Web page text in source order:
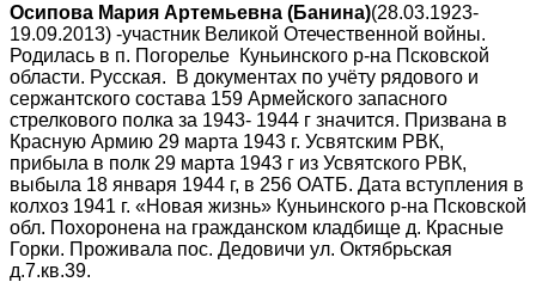
Осипова Мария Артемьевна (Банина)(28.03.1923-
19.09.2013) -участник Великой Отечественной войны.
Родилась в п. Погорелье Куньинского р-на Псковской
области. Русская. В документах по учёту рядового и
сержантского состава 159 Армейского запасного
стрелкового полка за 1943- 1944 г значится. Призвана в
Красную Армию 29 марта 1943 г. Усвятским РВК,
прибыла в полк 29 марта 1943 г из Усвятского РВК,
выбыла 18 января 1944 г, в 256 ОАТБ. Дата вступления в
колхоз 1941 г. «Новая жизнь» Куньинского р-на Псковской
обл. Похоронена на гражданском кладбище д. Красные
Горки. Проживала пос. Дедовичи ул. Октябрьская
д.7.кв.39.